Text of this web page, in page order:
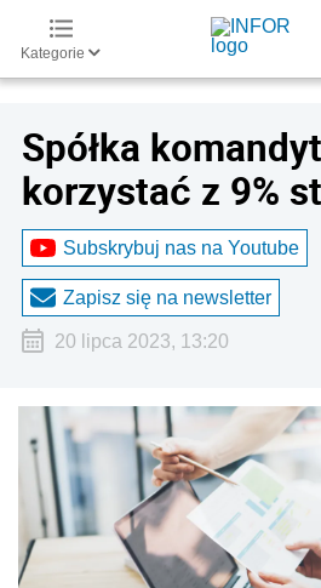
Kategorie
Spółka
korzystać z 9%
Subskrybuj nas na Youtube
Zapisz się na newsletter
20 lipca 2023, 13:20